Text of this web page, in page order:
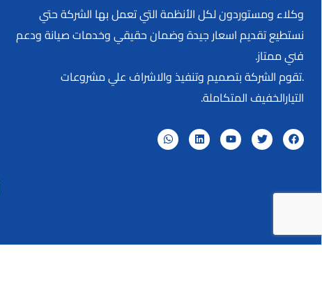
وكلاء ومستوردون لكل الأنظمة التي تعمل بها الشركة حتي
نستطيع تقديم اسعار جيدة وضمان حقيقي وخدمات صيانة ودعم
فني ممتاز.
.تقوم الشركة بتصميم وتنفيذ والاشراف علي مشروعات
التيارالخفيف المتكاملة.